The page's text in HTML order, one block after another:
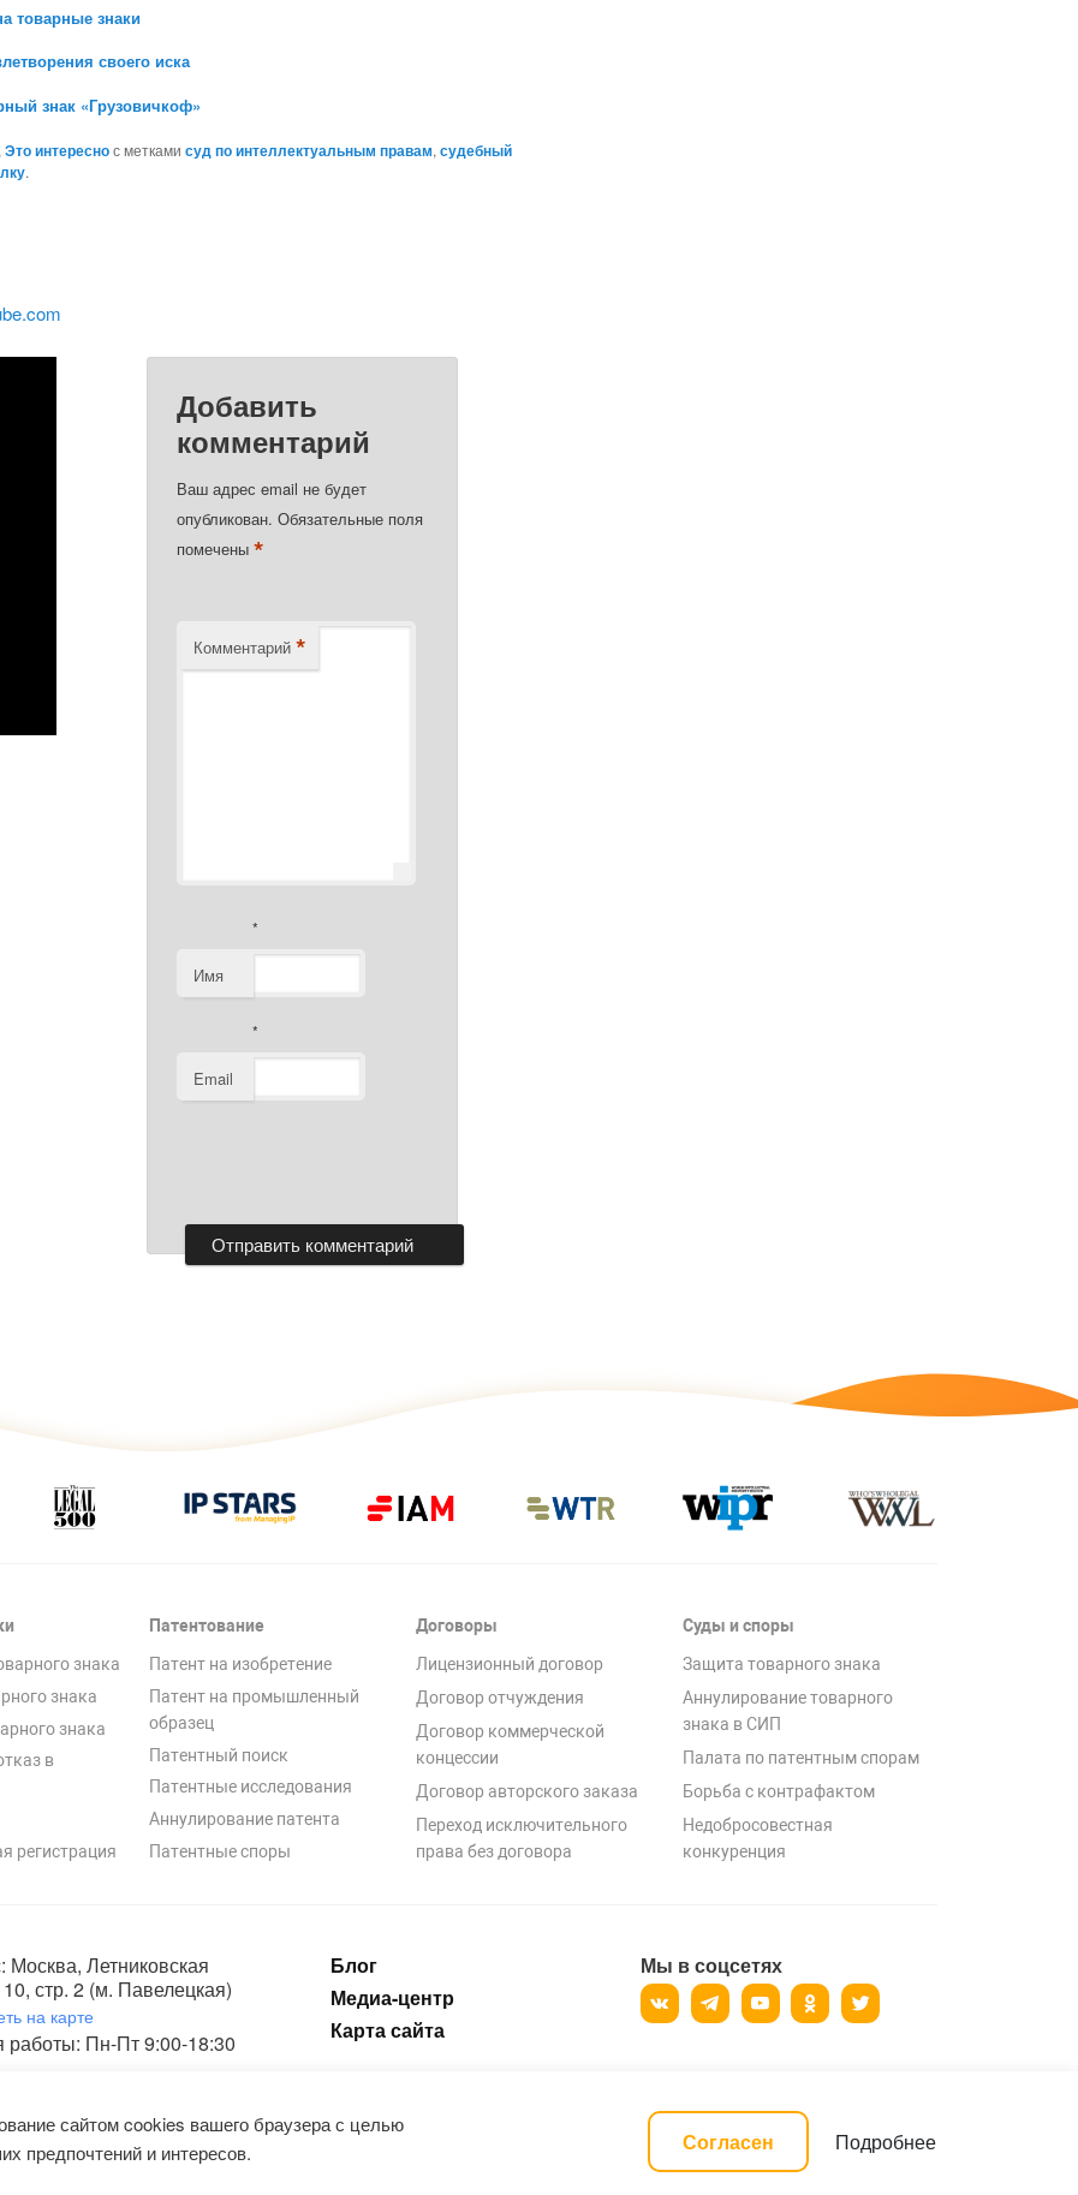
товарные знаки
своего иска
знак «Грузовичкоф»
,Это интереснос меткамисуд по интеллектуальным правам,судебный
.
Добавить
комментарий
Ваш адрес email не будет
опубликован. Обязательные поля
помечены*
Комментарий *
Имя
*
Email
*
знака
знака
знака
в
регистрация
Патентование
Патент на изобретение
Патент на промышленный
образец
Патентный поиск
Патентные исследования
Аннулирование патента
Патентные споры
Договоры
Лицензионный договор
Договор отчуждения
Договор коммерческой
концессии
Договор авторского заказа
Переход исключительного
права без договора
Суды и споры
Защита товарного знака
Аннулирование товарного
знака в СИП
Палата по патентным спорам
Борьба с контрафактом
Недобросовестная
конкуренция
Москва, Летниковская
стр. 2 (м. Павелецкая)
на карте
работы: Пн-Пт 9:00-18:30
Блог
Медиа-центр
Карта сайта
Мы в соцсетях
сайтом cookies вашего браузера с целью
предпочтений и интересов.
Согласен Подробнее